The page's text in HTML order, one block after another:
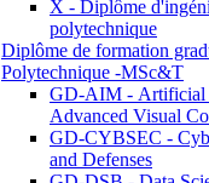
X - Diplôme
polytechnique
Diplôme de formation
Polytechnique -MSc&T
GD-AIM - Artificial
Advanced Visual
GD-CYBSEC -
and Defenses